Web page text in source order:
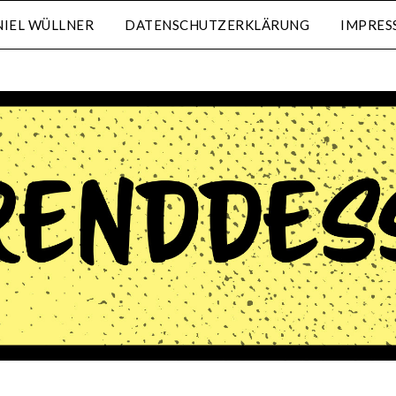
WÜLLNER DATENSCHUTZERKLÄRUNG